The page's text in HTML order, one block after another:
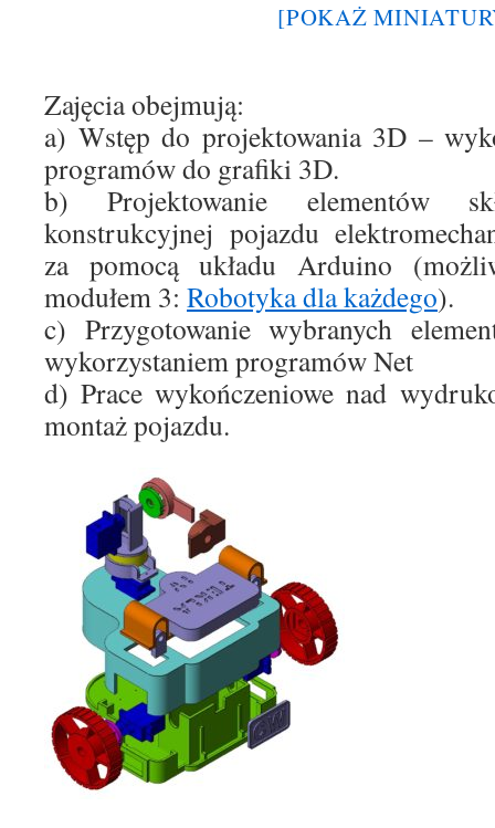
[POKAŻ
Zajęcia obejmują:
a) Wstęp do projektowania 3D –
programów do grafiki 3D.
b) Projektowanie elementów
konstrukcyjnej pojazdu
za pomocą układu Arduino
modułem 3: Robotyka dla każdego).
c) Przygotowanie wybranych
wykorzystaniem programów Net
d) Prace wykończeniowe nad
montaż pojazdu.